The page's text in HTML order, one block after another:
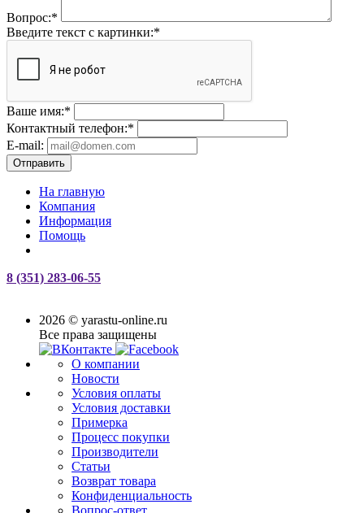
Вопрос:*
Введите текст с картинки:*
Ваше имя:*
Контактный телефон:*
E-mail:
Отправить
На главную
Компания
Информация
Помощь
8 (351) 283-06-55
2026 © yarastu-online.ru
Все права защищены
О компании
Новости
Условия оплаты
Условия доставки
Примерка
Процесс покупки
Производители
Статьи
Возврат товара
Конфиденциальность
Вопрос-ответ